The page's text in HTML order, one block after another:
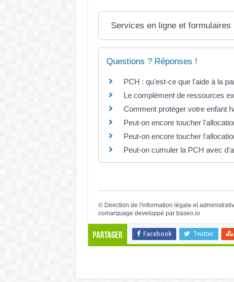
Services en ligne et formulaires
Questions ? Réponses !
PCH : qu'est-ce que l'aide à la
Le complément de ressources
Comment protéger votre enfant
Peut-on encore toucher
Peut-on encore toucher
Peut-on cumuler la PCH avec
© Direction de l'information légale et
comarquage developpé par baseo.io
Partager Facebook Twitter